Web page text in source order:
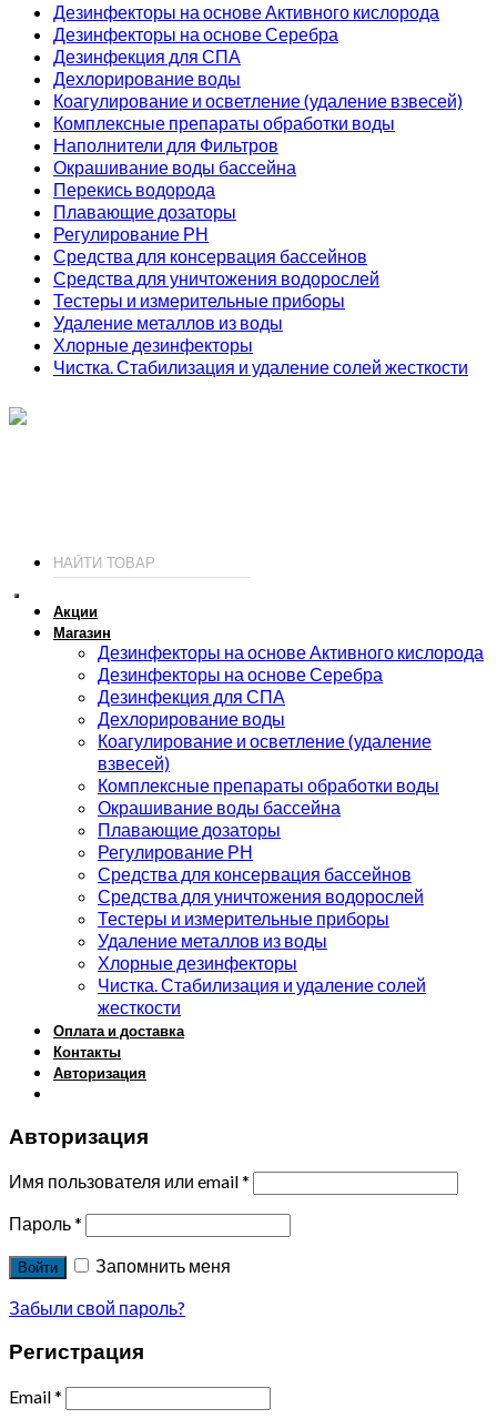
Дезинфекторы на основе Активного кислорода
Дезинфекторы на основе Серебра
Дезинфекция для СПА
Дехлорирование воды
Коагулирование и осветление (удаление взвесей)
Комплексные препараты обработки воды
Наполнители для Фильтров
Окрашивание воды бассейна
Перекись водорода
Плавающие дозаторы
Регулирование РН
Средства для консервация бассейнов
Средства для уничтожения водорослей
Тестеры и измерительные приборы
Удаление металлов из воды
Хлорные дезинфекторы
Чистка. Стабилизация и удаление солей жесткости
Акции
Магазин
Дезинфекторы на основе Активного кислорода
Дезинфекторы на основе Серебра
Дезинфекция для СПА
Дехлорирование воды
Коагулирование и осветление (удаление
взвесей)
Комплексные препараты обработки воды
Окрашивание воды бассейна
Плавающие дозаторы
Регулирование РН
Средства для консервация бассейнов
Средства для уничтожения водорослей
Тестеры и измерительные приборы
Удаление металлов из воды
Хлорные дезинфекторы
Чистка. Стабилизация и удаление солей
жесткости
Оплата и доставка
Контакты
Авторизация
Авторизация
Имя пользователя или email*
Пароль*
Войти
Запомнить меня
Забыли свой пароль?
Регистрация
Email*